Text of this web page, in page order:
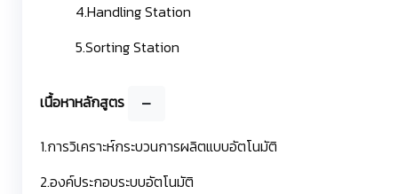
4.Handling Station
5.Sorting Station
เนื้อหาหลักสูตร
1.การวิเคราะห์กระบวนการผลิตแบบอัตโนมัติ
2.องค์ประกอบระบบอัตโนมัติ